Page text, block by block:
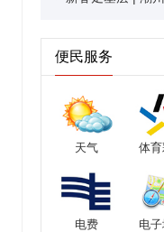
便民服务
天气 体
电费 电